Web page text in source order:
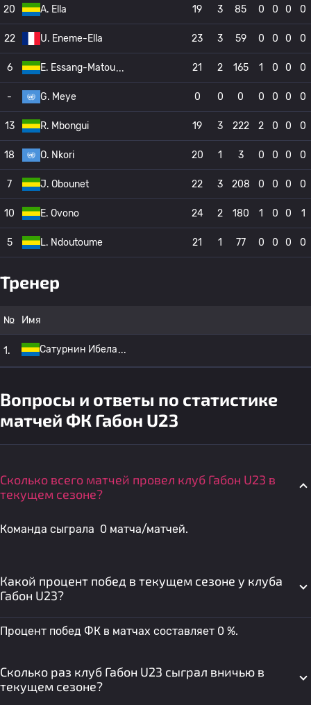
20 A. Ella 19 3 85 0 0 0 0
22 U. Eneme-Ella 23 3 59 0 0 0 0
6 E. Essang-Matou 21 2 165 1 0 0 0
- G. Meye 0 0 0 0 0 0 0
13 R. Mbongui 19 3 222 2 0 0 0
18 O. Nkori 20 1 3 0 0 0 0
7 J. Obounet 22 3 208 0 0 0 0
10 E. Ovono 24 2 180 1 0 0 1
5 L. Ndoutoume 21 1 77 0 0 0 0
Тренер
№ Имя
1. Сатурнин Ибела
Вопросы и ответы по статистике
матчей ФК Габон U23
Сколько всего матчей провел клуб Габон U23 в
текущем сезоне?
Команда сыграла 0 матча/матчей.
Какой процент побед в текущем сезоне у клуба
Габон U23?
Процент побед ФК в матчах составляет 0 %.
Сколько раз клуб Габон U23 сыграл вничью в
текущем сезоне?